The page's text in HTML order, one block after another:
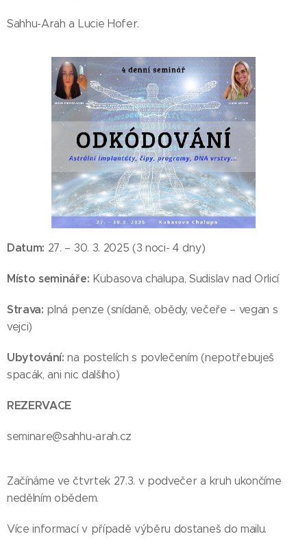
Sahhu-Arah a Lucie Hofer.
Datum: 27. – 30. 3. 2025 (3 noci- 4 dny)
Místo semináře: Kubasova chalupa, Sudislav nad Orlicí
Strava: plná penze (snídaně, obědy, večeře – vegan s
vejci)
Ubytování: na postelích s povlečením (nepotřebuješ
spacák, ani nic dalšího)
REZERVACE
seminare@sahhu-arah.cz
Začínáme ve čtvrtek 27.3. v podvečer a kruh ukončíme
nedělním obědem.
Více informací v případě výběru dostaneš do mailu.